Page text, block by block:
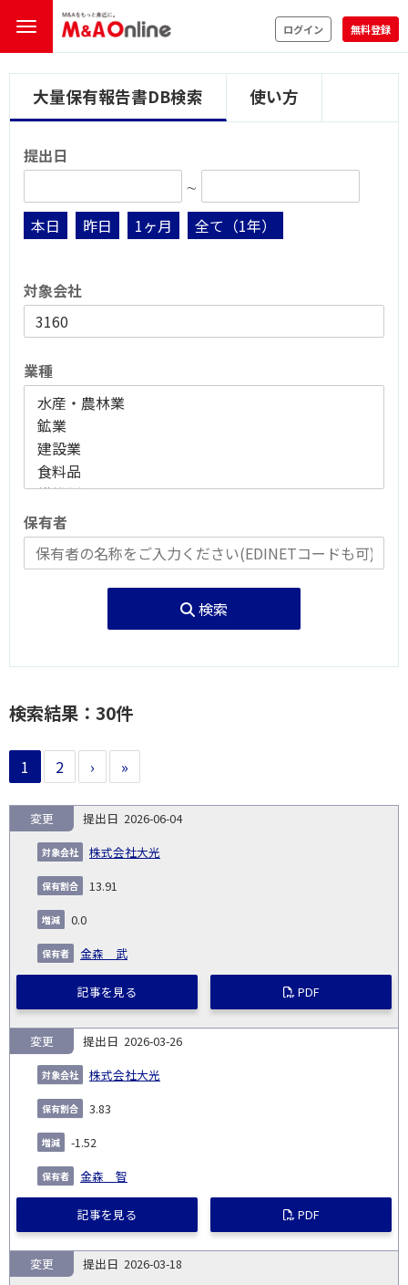
ログイン 無料登録
大量保有報告書DB検索 使い方
提出日
∼
本日
昨日 1ヶ月 全て（1年）
対象会社
業種
保有者
検索
検索結果：30件
1 2 › »
NO.
告
義
務
発
生
日
提
日
証券
2026-06-04
株式会社大光
変更
13.91
0.0
金森 武
記事を見る PDF
2026-03-26
株式会社大光
変更
3.83
-1.52
金森 智
記事を見る PDF
2026-03-18
変更